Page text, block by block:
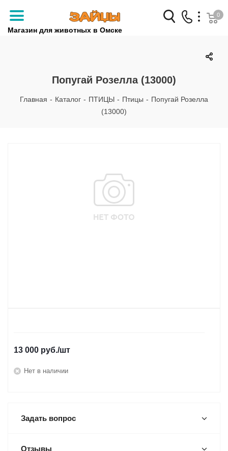
Магазин для животных в Омске
Заказать звонок
+7 (3812) 79-04-04
+7 (950) 959-88-32
0
Попугай Розелла (13000)
Главная - Каталог - ПТИЦЫ - Птицы - Попугай Розелла
(13000)
13 000 руб./шт
Нет в наличии
Задать вопрос
Отзывы